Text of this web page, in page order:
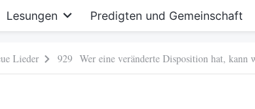
Lesungen Predigten und Gemeinschaft
Lieder 929 Wer eine veränderte Disposition hat, kann